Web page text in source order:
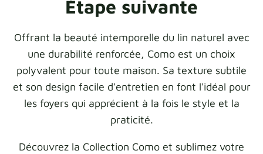
Étape suivante
Offrant la beauté intemporelle du lin naturel avec
une durabilité renforcée, Como est un choix
polyvalent pour toute maison. Sa texture subtile
et son design facile d'entretien en font l'idéal pour
les foyers qui apprécient à la fois le style et la
praticité.
Découvrez la Collection Como et sublimez votre